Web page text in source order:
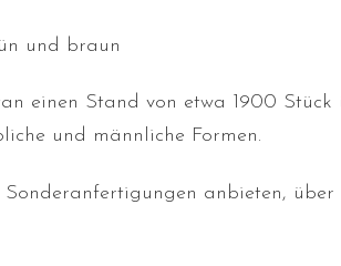
und braun
einen Stand von etwa 1900 Stück
und männliche Formen.
anbieten, über